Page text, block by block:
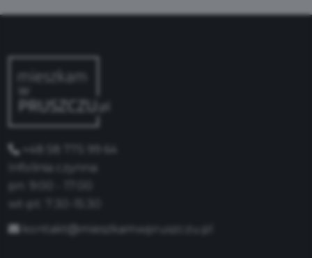
+48 58 775 99 64
Infolinia czynna:
kontakt@mieszkamwpruszczu.pl